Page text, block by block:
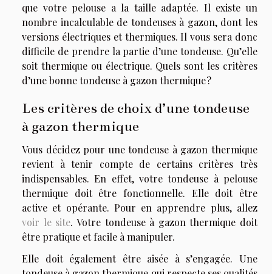
que votre pelouse a la taille adaptée. Il existe un
nombre incalculable de tondeuses à gazon, dont les
versions électriques et thermiques. Il vous sera donc
difficile de prendre la partie d’une tondeuse. Qu’elle
soit thermique ou électrique. Quels sont les critères
d’une bonne tondeuse à gazon thermique ?
Les critères de choix d’une tondeuse
à gazon thermique
Vous décidez pour une tondeuse à gazon thermique
revient à tenir compte de certains critères très
indispensables. En effet, votre tondeuse à pelouse
thermique doit être fonctionnelle. Elle doit être
active et opérante. Pour en apprendre plus, allez
voir le site. Votre tondeuse à gazon thermique doit
être pratique et facile à manipuler.
Elle doit également être aisée à s’engagée. Une